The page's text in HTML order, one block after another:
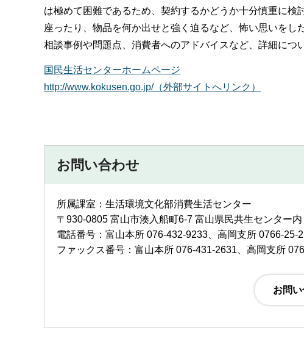
は極めて困難であるため、契約するかどうか十分慎重に
座ったり、物品を何か出せと強く迫るなど、怖い思いをし
相談事例や問題点、消費者へのアドバイスなど、詳細につ
国民生活センターホームページ
http://www.kokusen.go.jp/（外部サイトへリンク）
お問い合わせ
所属課室：生活環境文化部消費生活センター
〒930-0805 富山市湊入船町6-7 富山県民共生センター内
電話番号：富山本所 076-432-9233、高岡支所 0766-25-
ファックス番号：富山本所 076-431-2631、高岡支所